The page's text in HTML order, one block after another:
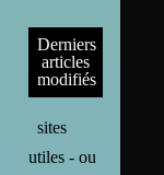
Derniers
articles
modifiés
sites
utiles - ou